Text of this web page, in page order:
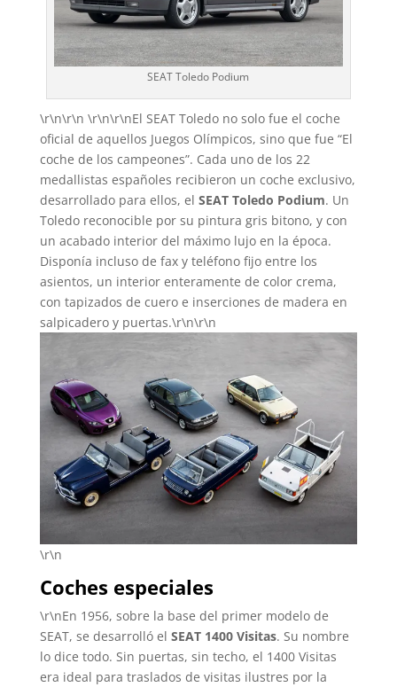
SEAT Toledo Podium
\r\n\r\n \r\n\r\nEl SEAT Toledo no solo fue el coche
oficial de aquellos Juegos Olímpicos, sino que fue “El
coche de los campeones”. Cada uno de los 22
medallistas españoles recibieron un coche exclusivo,
desarrollado para ellos, el SEAT Toledo Podium. Un
Toledo reconocible por su pintura gris bitono, y con
un acabado interior del máximo lujo en la época.
Disponía incluso de fax y teléfono fijo entre los
asientos, un interior enteramente de color crema,
con tapizados de cuero e inserciones de madera en
salpicadero y puertas.\r\n\r\n
\r\n
Coches especiales
\r\nEn 1956, sobre la base del primer modelo de
SEAT, se desarrolló el SEAT 1400 Visitas. Su nombre
lo dice todo. Sin puertas, sin techo, el 1400 Visitas
era ideal para traslados de visitas ilustres por la